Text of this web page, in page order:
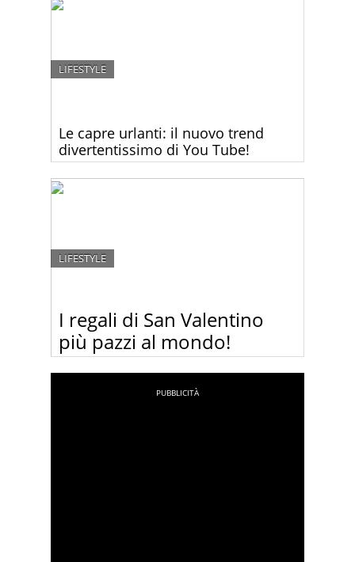
Le capre urlanti: il nuovo trend
divertentissimo di You Tube!
LIFESTYLE
divertente che avete mai visto o sentito – i grandi
successi musicali mixati con il verso delle capre! Da
I regali di San Valentino
più pazzi al mondo!
LIFESTYLE